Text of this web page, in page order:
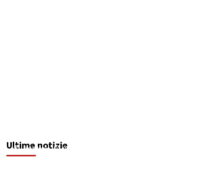
Ultime notizie
Redazione 07/08/2026